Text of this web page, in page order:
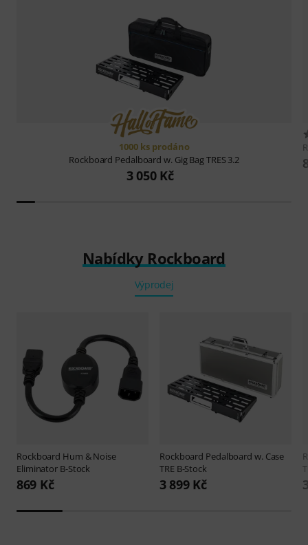
1000 ks prodáno
Rockboard Pedalboard w. Gig Bag TRES 3.2
3 050 Kč
Nabídky Rockboard
Výprodej
Rockboard Hum & Noise
Eliminator B-Stock
869 Kč
Rockboard Pedalboard w. Case
TRE B-Stock
3 899 Kč